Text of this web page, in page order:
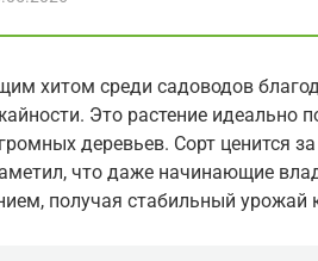
хитом среди садоводов
Это растение идеально
деревьев. Сорт ценится
что даже начинающие
получая стабильный урожай